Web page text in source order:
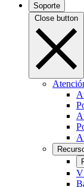
Soporte
Close button